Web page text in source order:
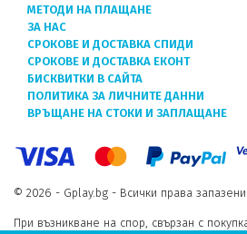
МЕТОДИ НА ПЛАЩАНЕ
ЗА НАС
СРОКОВЕ И ДОСТАВКА СПИДИ
СРОКОВЕ И ДОСТАВКА ЕКОНТ
БИСКВИТКИ В САЙТА
ПОЛИТИКА ЗА ЛИЧНИТЕ ДАННИ
ВРЪЩАНЕ НА СТОКИ И ЗАПЛАЩАНЕ
© 2026 - Gplay.bg - Всички права запазени
При възникване на спор, свързан с